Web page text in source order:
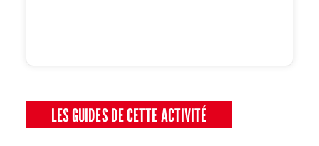
LES GUIDES DE CETTE ACTIVITÉ